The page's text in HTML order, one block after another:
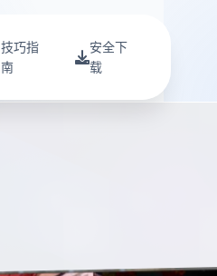
技巧指
南
安全下
载